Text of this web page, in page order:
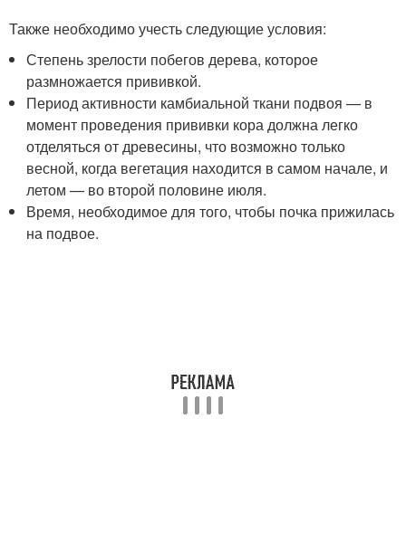
Также необходимо учесть следующие условия:
Степень зрелости побегов дерева, которое
размножается прививкой.
Период активности камбиальной ткани подвоя — в
момент проведения прививки кора должна легко
отделяться от древесины, что возможно только
весной, когда вегетация находится в самом начале, и
летом — во второй половине июля.
Время, необходимое для того, чтобы почка прижилась
на подвое.